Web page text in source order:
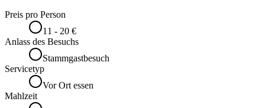
Preis pro Person
11 - 20 €
Anlass des Besuchs
Stammgastbesuch
Servicetyp
Vor Ort essen
Mahlzeit